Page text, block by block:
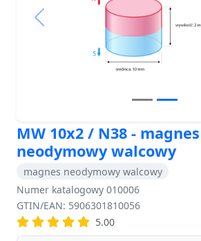
Previous
MW 10x2 / N38 - magnes
neodymowy walcowy
magnes neodymowy walcowy
Numer katalogowy 010006
GTIN/EAN: 5906301810056
5.00